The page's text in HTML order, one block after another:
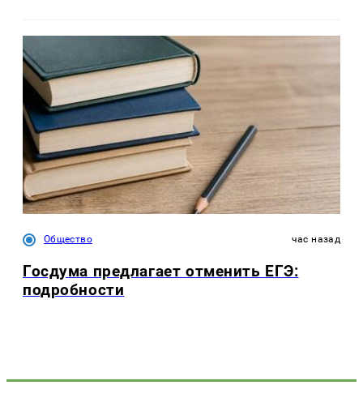
Общество час назад
Госдума предлагает отменить ЕГЭ:
подробности